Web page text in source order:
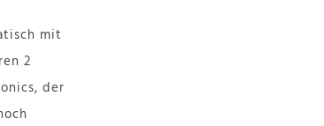
mit
2
der